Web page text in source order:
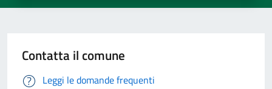
Contatta il comune
Leggi le domande frequenti